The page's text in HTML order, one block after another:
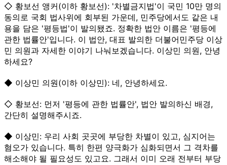
◇ 황보선 앵커(이하 황보선): '차별금지법'이 국민 10만 명의
동의로 국회 법사위에 회부된 가운데, 민주당에서도 같은 내
용을 담은 '평등법'이 발의됐죠. 정확한 법안 이름은 '평등에
관한 법률안'입니다. 이 법안, 대표 발의한 더불어민주당 이상
민 의원과 자세한 이야기 나눠보겠습니다. 이상민 의원, 안녕
하세요?
◆ 이상민 의원(이하 이상민): 네, 안녕하세요.
◇ 황보선: 먼저 '평등에 관한 법률안', 법안 발의하신 배경,
간단히 설명해주시죠.
◆ 이상민: 우리 사회 곳곳에 부당한 차별이 있고, 심지어는
혐오가 있습니다. 특히 한편 양극화가 심화되면서 그 격차를
해소해야 될 필요성도 있고요. 그래서 이미 오래 전부터 부당